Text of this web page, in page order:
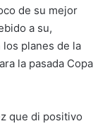
de su mejor
a su,
planes de la
la pasada Copa
que di positivo